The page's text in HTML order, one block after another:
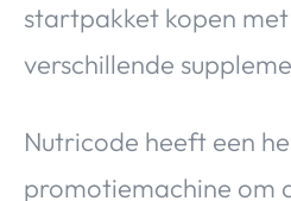
startpakket kopen
verschillende
Nutricode heeft een
promotiemachine om